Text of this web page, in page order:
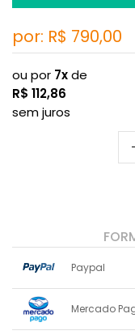
por: R$ 790,00
ou por 7xde
R$ 112,86
sem juros
Paypal
2x sem juros de
Mercado